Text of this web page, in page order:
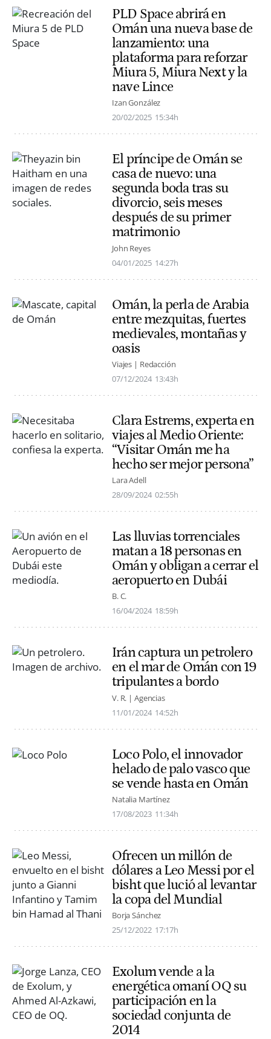
PLD Space abrirá en
Omán una nueva base de
lanzamiento: una
plataforma para reforzar
Miura 5, Miura Next y la
nave Lince
Izan González
20/02/2025 15:34h
El príncipe de Omán se
casa de nuevo: una
segunda boda tras su
divorcio, seis meses
después de su primer
matrimonio
John Reyes
04/01/2025 14:27h
Omán, la perla de Arabia
entre mezquitas, fuertes
medievales, montañas y
oasis
Viajes | Redacción
07/12/2024 13:43h
Clara Estrems, experta en
viajes al Medio Oriente:
“Visitar Omán me ha
hecho ser mejor persona”
Lara Adell
28/09/2024 02:55h
Las lluvias torrenciales
matan a 18 personas en
Omán y obligan a cerrar el
aeropuerto en Dubái
B. C.
16/04/2024 18:59h
Irán captura un petrolero
en el mar de Omán con 19
tripulantes a bordo
V. R. | Agencias
11/01/2024 14:52h
Loco Polo, el innovador
helado de palo vasco que
se vende hasta en Omán
Natalia Martínez
17/08/2023 11:34h
Ofrecen un millón de
dólares a Leo Messi por el
bisht que lució al levantar
la copa del Mundial
Borja Sánchez
25/12/2022 17:17h
Exolum vende a la
energética omaní OQ su
participación en la
sociedad conjunta de
2014